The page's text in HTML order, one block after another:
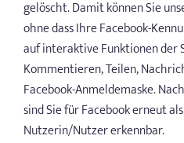
gelöscht. Damit können Sie
ohne dass Ihre Facebook-
auf interaktive Funktionen
Kommentieren, Teilen,
Facebook-Anmeldemaske.
sind Sie für Facebook erneut
Nutzerin/Nutzer erkennbar.